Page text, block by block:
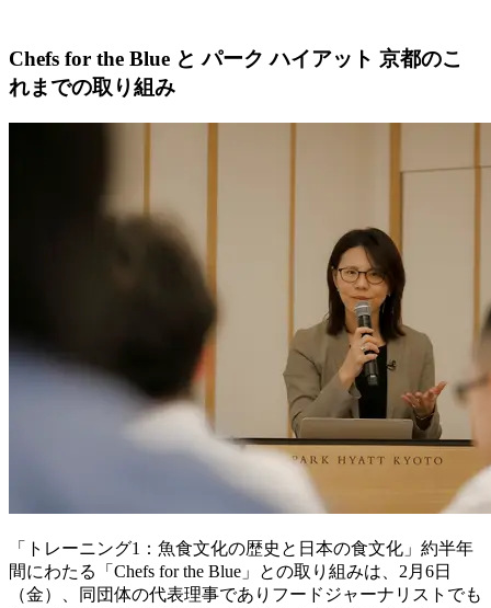
Chefs for the Blue と パーク ハイアット 京都のこ
れまでの取り組み
「トレーニング1：魚食文化の歴史と日本の食文化」約半年
間にわたる「Chefs for the Blue」との取り組みは、2月6日
（金）、同団体の代表理事でありフードジャーナリストでも